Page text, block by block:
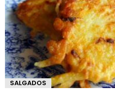
SALGADOS